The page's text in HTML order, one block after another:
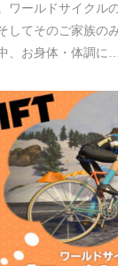
ワールドサイクル
してそのご家族の
、お身体・体調に…